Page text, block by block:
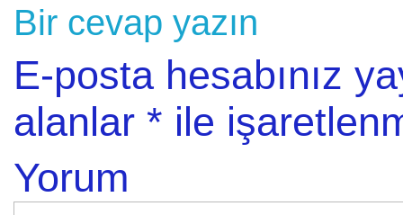
Bir cevap yazın
E-posta hesabınız
alanlar * ile
Yorum